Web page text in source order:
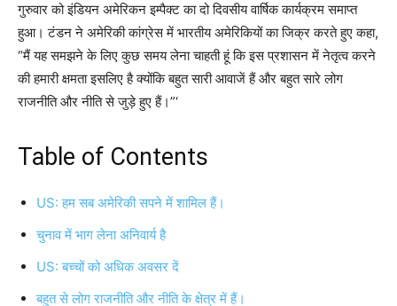
गुरुवार को इंडियन अमेरिकन इम्पैक्ट का दो दिवसीय वार्षिक कार्यक्रम समाप्त
हुआ। टंडन ने अमेरिकी कांग्रेस में भारतीय अमेरिकियों का जिक्र करते हुए कहा,
“मैं यह समझने के लिए कुछ समय लेना चाहती हूं कि इस प्रशासन में नेतृत्व करने
की हमारी क्षमता इसलिए है क्योंकि बहुत सारी आवाजें हैं और बहुत सारे लोग
राजनीति और नीति से जुड़े हुए हैं।”‘
Table of Contents
US: हम सब अमेरिकी सपने में शामिल हैं।
चुनाव में भाग लेना अनिवार्य है
US: बच्चों को अधिक अवसर दें
बहुत से लोग राजनीति और नीति के क्षेत्र में हैं।